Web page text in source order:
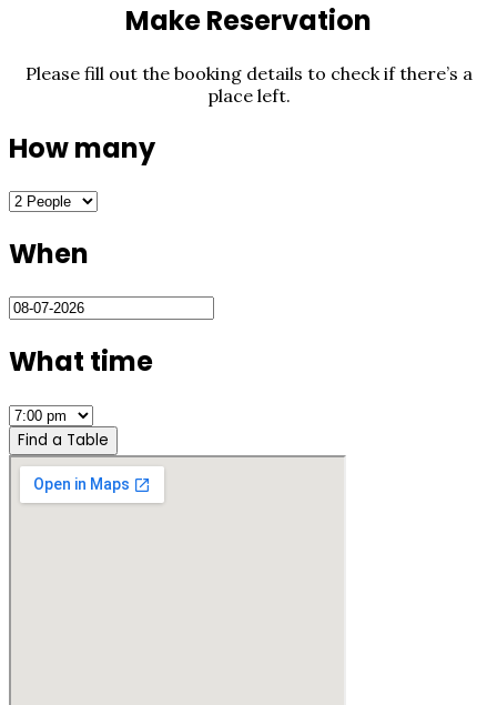
Make Reservation
Please fill out the booking details to check if there’s a
place left.
How many
When
What time
Find a Table